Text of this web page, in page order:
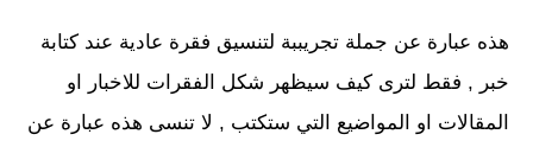
هذه عبارة عن جملة تجريببة لتنسيق فقرة عادية عند كتابة
خبر , فقط لترى كيف سيظهر شكل الفقرات للاخبار او
المقالات او المواضيع التي ستكتب , لا تنسى هذه عبارة عن